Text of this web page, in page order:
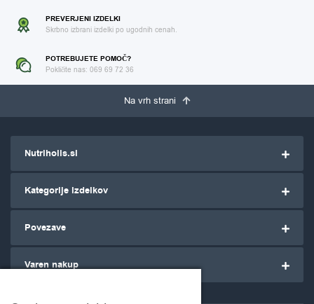
PREVERJENI IZDELKI
Skrbno izbrani izdelki po ugodnih cenah.
POTREBUJETE POMOČ?
Pokličite nas: 069 69 72 36
Na vrh strani
Nutriholis.si
Kategorije izdelkov
Povezave
Varen nakup